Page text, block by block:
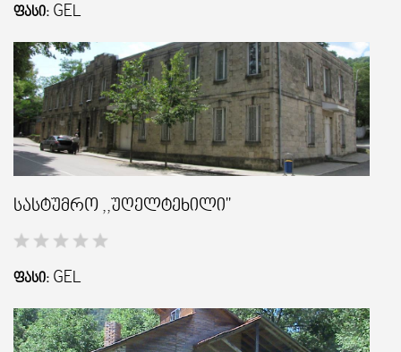
ᲤᲐᲡᲘ: GEL
სასტუმრო ,,უღელტეხილი"
ᲤᲐᲡᲘ: GEL